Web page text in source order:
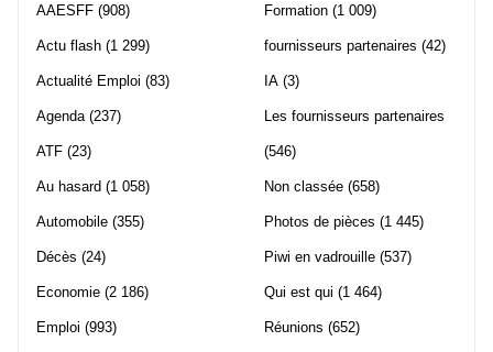
AAESFF (908)
Actu flash (1 299)
Actualité Emploi (83)
Agenda (237)
ATF (23)
Au hasard (1 058)
Automobile (355)
Décès (24)
Economie (2 186)
Emploi (993)
Formation (1 009)
fournisseurs partenaires (42)
IA (3)
Les fournisseurs partenaires
(546)
Non classée (658)
Photos de pièces (1 445)
Piwi en vadrouille (537)
Qui est qui (1 464)
Réunions (652)